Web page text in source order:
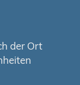
der Ort